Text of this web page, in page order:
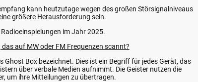
kann heutzutage wegen des großen Störsignalniveaus
größere Herausforderung sein.
im Jahr 2025.
auf MW oder FM Frequenzen scannt?
Ghost Box bezeichnet. Dies ist ein Begriff für jedes Gerät, das
über verbale Medien aufnimmt. Die Geister nutzen die
um ihre Mitteilungen zu übertragen.